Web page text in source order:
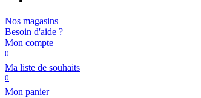
Nos magasins
Besoin d'aide ?
Mon compte
0
Ma liste de souhaits
0
Mon panier